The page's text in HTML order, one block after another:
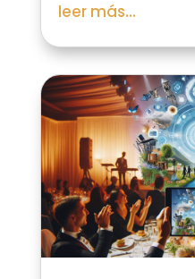
leer más...